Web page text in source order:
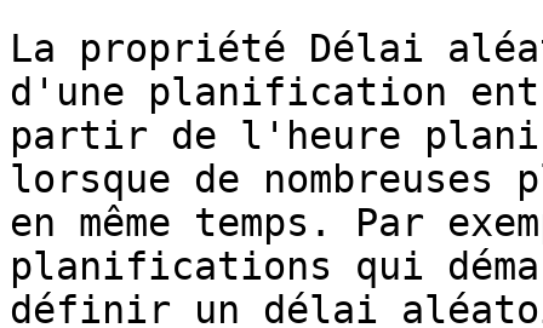
La propriété Délai
d'une planification
partir de l'heure
lorsque de
en même temps. Par
planifications qui
définir un délai